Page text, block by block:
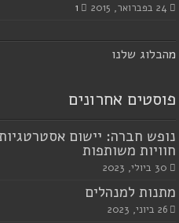
24 בפברואר, 2015 1
מהבלוג שלנו
פוסטים אחרונים
נופש חברה: יישום
חוויות משותפות
30 ביולי, 2023
מתנות למנהלים
26 ביוני, 2023